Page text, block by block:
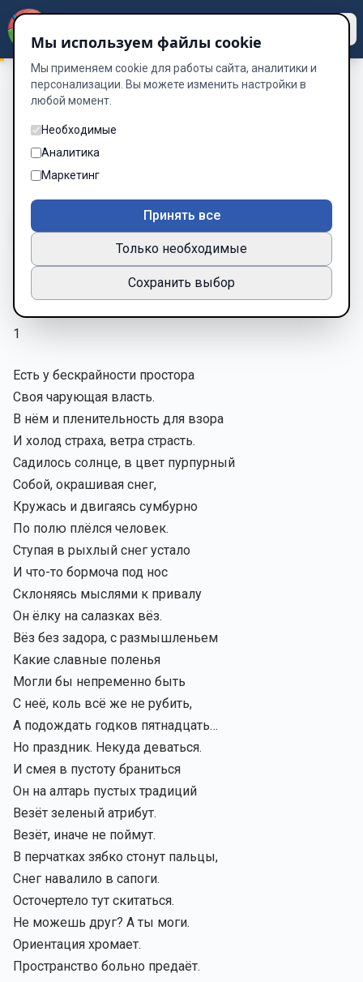
Сборник стихотворных сочинений
история
Предновогодняя история
Глава 2 из 14
A-
Поэма
1
Есть у бескрайности простора
Своя чарующая власть.
В нём и пленительность для взора
И холод страха, ветра страсть.
Садилось солнце, в цвет пурпурный
Собой, окрашивая снег,
Кружась и двигаясь сумбурно
По полю плёлся человек.
Ступая в рыхлый снег устало
И что-то бормоча под нос
Склоняясь мыслями к привалу
Он ёлку на салазках вёз.
Вёз без задора, с размышленьем
Какие славные поленья
Могли бы непременно быть
С неё, коль всё же не рубить,
А подождать годков пятнадцать…
Но праздник. Некуда деваться.
И смея в пустоту браниться
Он на алтарь пустых традиций
Везёт зеленый атрибут.
Везёт, иначе не поймут.
В перчатках зябко стонут пальцы,
Снег навалило в сапоги.
Осточертело тут скитаться.
Не можешь друг? А ты моги.
Ориентация хромает.
Пространство больно предаёт.
Мы используем файлы cookie
Мы применяем cookie для работы сайта, аналитики и
персонализации. Вы можете изменить настройки в
любой момент.
Необходимые
Аналитика
Маркетинг
Принять все
Только необходимые
Сохранить выбор